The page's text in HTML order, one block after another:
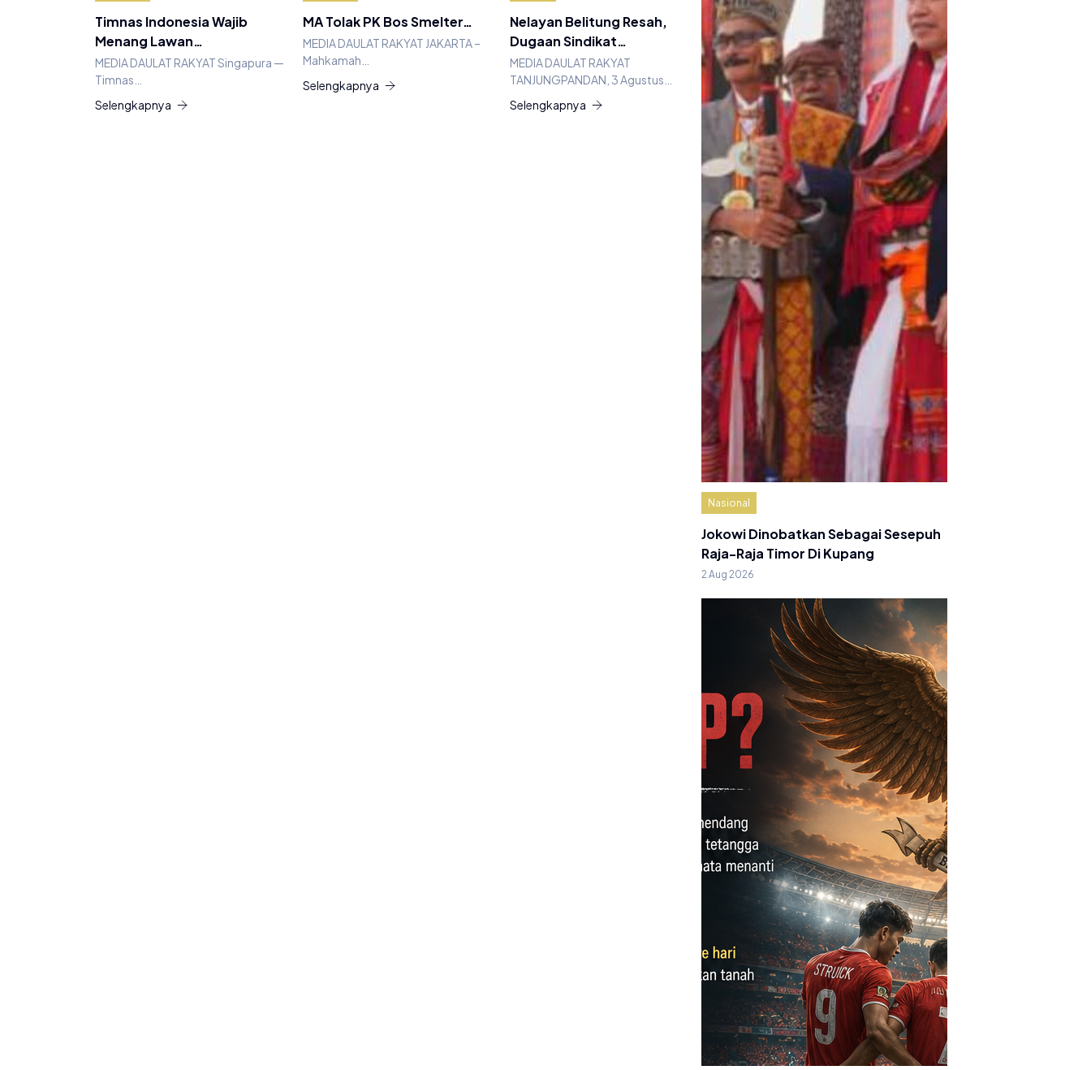
Timnas Indonesia Wajib
Menang Lawan…
MEDIA DAULAT RAKYAT Singapura —
Timnas…
Selengkapnya
MA Tolak PK Bos Smelter…
MEDIA DAULAT RAKYAT JAKARTA –
Mahkamah…
Selengkapnya
Nelayan Belitung Resah,
Dugaan Sindikat…
MEDIA DAULAT RAKYAT
TANJUNGPANDAN, 3 Agustus…
Selengkapnya
Nasional
Jokowi Dinobatkan Sebagai Sesepuh
Raja-Raja Timor Di Kupang
2 Aug 2026